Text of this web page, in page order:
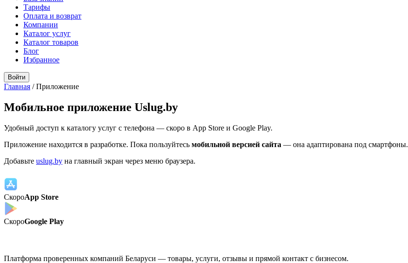
Тарифы
Оплата и возврат
Компании
Каталог услуг
Каталог товаров
Блог
Избранное
Войти
Главная / Приложение
Мобильное приложение Uslug.by
Удобный доступ к каталогу услуг с телефона — скоро в App Store и Google Play.
Приложение находится в разработке. Пока пользуйтесь мобильной версией сайта — она адаптирована под смартфоны.
Добавьте uslug.by на главный экран через меню браузера.
СкороApp Store
СкороGoogle Play
Платформа проверенных компаний Беларуси — товары, услуги, отзывы и прямой контакт с бизнесом.